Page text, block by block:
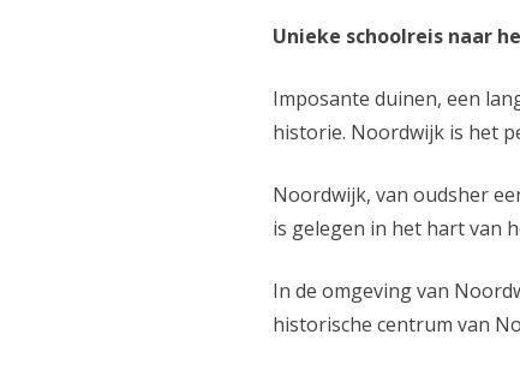
Unieke schoolreis naar
Imposante duinen, een
historie. Noordwijk is het
Noordwijk, van oudsher
is gelegen in het hart van
In de omgeving van
historische centrum van